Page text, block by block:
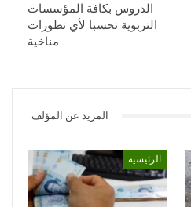
الدروس بكافة المؤسسات
التربوية تحسبا لأي تطورات
مناخية
المزيد عن المؤلف
الرئيسية